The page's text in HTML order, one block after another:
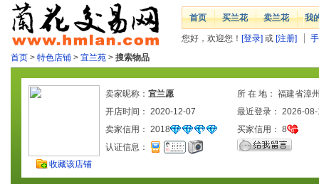
首页 买兰花 卖兰花 我
您好，欢迎您！ [登录] 或 [注册]
首页 > 特色店铺 > 宜兰苑 > 搜索物品
收藏该店铺
卖家昵称： 宜兰愿
所 在 地： 福建省漳
开店时间： 2020-12-07
最近登录： 2026-
卖家信用： 2018 买家信用： 8
认证信息：